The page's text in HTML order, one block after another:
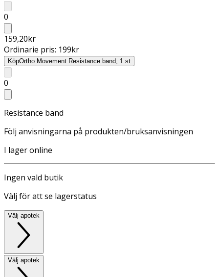
0
159,20kr
Ordinarie pris: 199kr
KöpOrtho Movement Resistance band, 1 st
0
Resistance band
Följ anvisningarna på produkten/bruksanvisningen
I lager online
Ingen vald butik
Välj för att se lagerstatus
Välj apotek
Välj apotek